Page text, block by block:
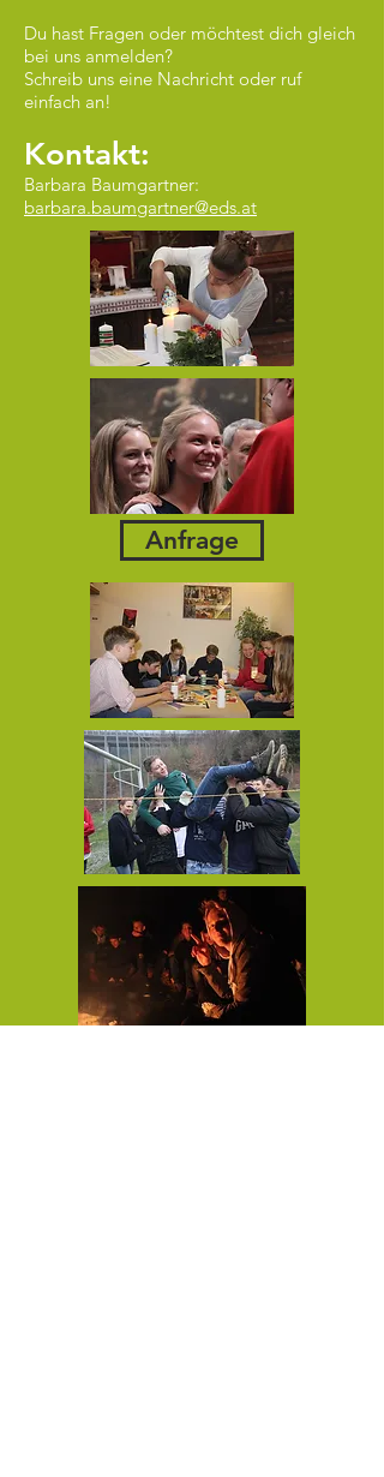
Du hast Fragen oder möchtest dich gleich
bei uns anmelden?
Schreib uns eine Nachricht oder ruf
einfach an!
Kontakt:
Barbara Baumgartner:
barbara.baumgartner@eds.at
Anfrage